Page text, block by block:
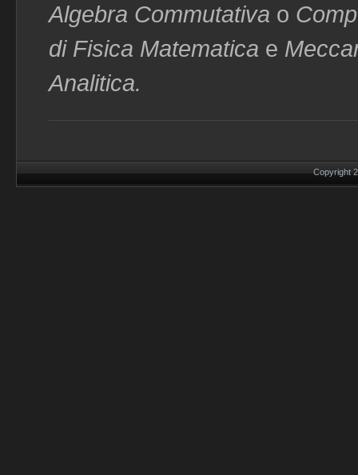
Algebra Commutativa o
di Fisica Matematica e
Analitica.
Copyright